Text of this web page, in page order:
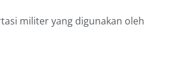
militer yang digunakan oleh